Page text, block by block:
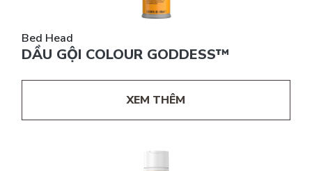
Bed Head
DẦU GỘI COLOUR GODDESS™
XEM THÊM